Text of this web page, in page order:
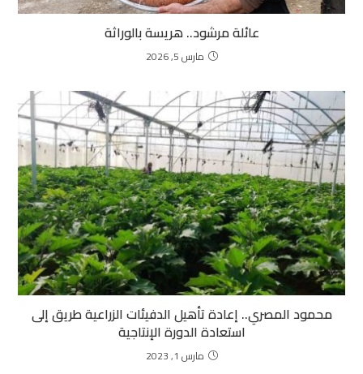
عائلة مرشود.. هريسة بالوراثة
مارس 5, 2026
محمود المصري.. إعادة تأهيل الدفيئات الزراعية طريق إلى
استعادة الدورة الإنتاجية
مارس 1, 2023